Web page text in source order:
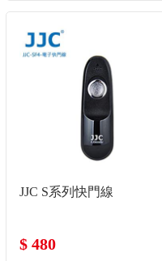
JJC S系列快門線
$ 480